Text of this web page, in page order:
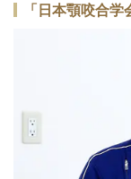
「日本顎咬合